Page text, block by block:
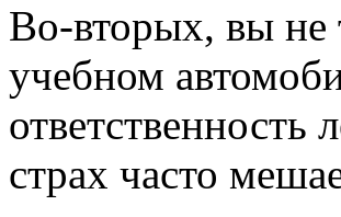
Во-вторых, вы не
учебном
ответственность
страх часто